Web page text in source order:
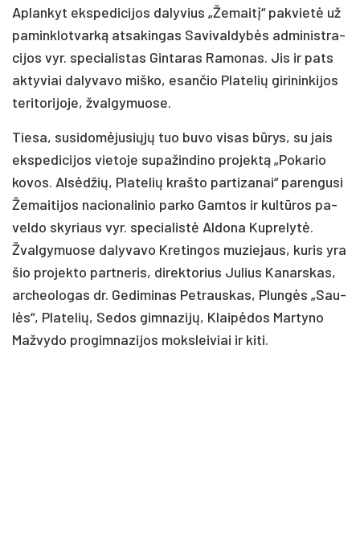
Ap­lan­kyt eks­pe­di­ci­jos da­ly­vius „Že­mai­tį“ pa­kvie­tė už
pa­mink­lot­var­ką at­sa­kin­gas Sa­vi­val­dy­bės ad­mi­nist­ra­
ci­jos vyr. spe­cia­lis­tas Gin­ta­ras Ra­mo­nas. Jis ir pa­ts
ak­ty­viai da­ly­va­vo miš­ko, esan­čio Pla­te­lių gi­ri­nin­ki­jos
te­ri­to­ri­jo­je, žval­gy­muo­se.
Tie­sa, su­si­do­mė­ju­sių­jų tuo bu­vo vi­sas bū­rys, su jais
eks­pe­di­ci­jos vie­to­je su­pa­žin­di­no pro­jek­tą „Po­ka­rio
ko­vos. Al­sė­džių, Pla­te­lių kraš­to par­ti­za­nai“ pa­ren­gu­si
Že­mai­ti­jos na­cio­na­li­nio par­ko Gam­tos ir kul­tū­ros pa­
vel­do sky­riaus vyr. spe­cia­lis­tė Al­do­na Kup­re­ly­tė.
Žval­gy­muo­se da­ly­va­vo Kre­tin­gos mu­zie­jaus, ku­ris yra
šio pro­jek­to par­tne­ris, di­rek­to­rius Ju­lius Ka­nars­kas,
ar­cheo­lo­gas dr. Ge­di­mi­nas Pet­raus­kas, Plun­gės „Sau­
lės“, Pla­te­lių, Se­dos gim­na­zi­jų, Klai­pė­dos Mar­ty­no
Maž­vy­do pro­gim­na­zi­jos moks­lei­viai ir ki­ti.